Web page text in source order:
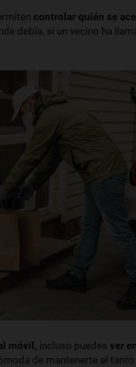
controlar quién se
debía, si un vecino ha
móvil, incluso puedes ver
de mantenerte al